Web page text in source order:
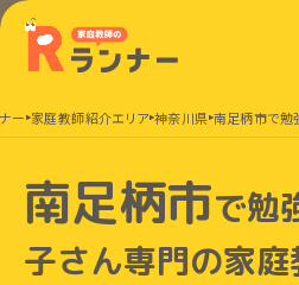
ー 家庭教師紹介エリア 神奈川県 南足柄市で勉
南足柄市で勉
子さん専門の家庭